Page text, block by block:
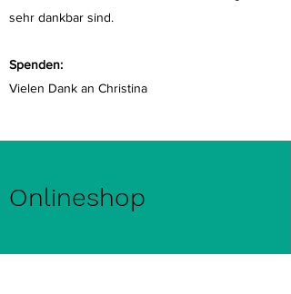
sehr dankbar sind.
Spenden:
Vielen Dank an Christina
Onlineshop